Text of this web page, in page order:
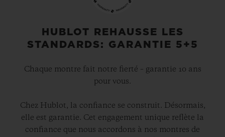
HUBLOT REHAUSSE LES
STANDARDS: GARANTIE 5+5
Chaque montre fait notre fierté – garantie 10 ans
pour vous.
Chez Hublot, la confiance se construit. Désormais,
elle est garantie. Cet engagement unique reflète la
confiance que nous accordons à nos montres de